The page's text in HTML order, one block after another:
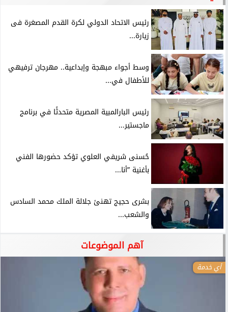
رئيس الاتحاد الدولي لكرة القدم المصغرة فى
زيارة...
وسط أجواء مبهجة وإبداعية.. مهرجان ترفيهي
للأطفال في...
رئيس البارالمبية المصرية متحدثًا في برنامج
ماجستير...
حُسنى شريفي العلوي تؤكد حضورها الفني
بأغنية ”أنا...
بشرى حجيج تهنئ جلالة الملك محمد السادس
والشعب...
آهم الموضوعات
أي خدمة